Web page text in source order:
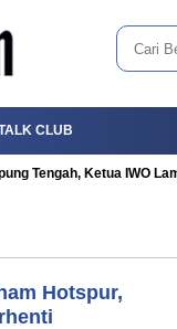
CLUB
Tengah, Ketua IWO
Hotspur,